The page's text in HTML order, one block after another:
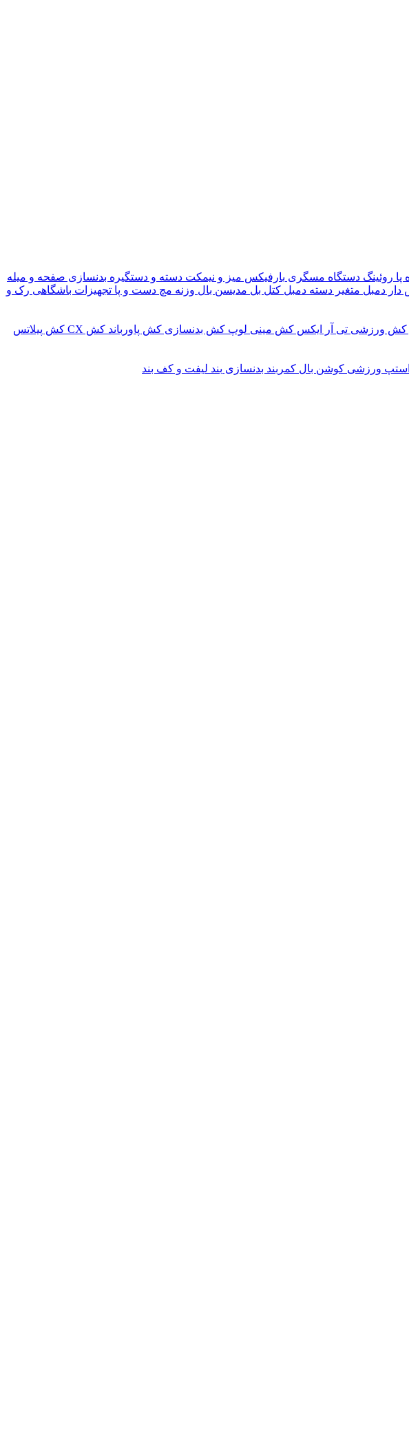
پا روئینگ دستگاه مسگری بارفیکس میز و نیمکت دسته و دستگیره بدنسازی صفحه و میله
دمبل متغیر دسته دمبل کتل بل مدیسن بال وزنه مچ دست و پا تجهیزات باشگاهی رک و
کش ورزشی تی آر ایکس کش مینی لوپ کش بدنسازی کش پاورباند کش CX
کش پیلاتس
استپ ورزشی کوشن بال کمربند بدنسازی بند لیفت و کف بند